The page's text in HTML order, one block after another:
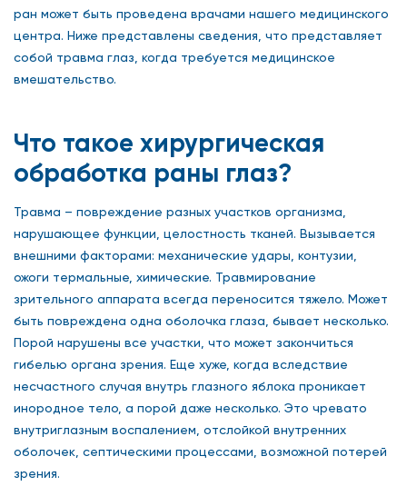
ран может быть проведена врачами нашего медицинского
центра. Ниже представлены сведения, что представляет
собой травма глаз, когда требуется медицинское
вмешательство.
Что такое хирургическая
обработка раны глаз?
Травма – повреждение разных участков организма,
нарушающее функции, целостность тканей. Вызывается
внешними факторами: механические удары, контузии,
ожоги термальные, химические. Травмирование
зрительного аппарата всегда переносится тяжело. Может
быть повреждена одна оболочка глаза, бывает несколько.
Порой нарушены все участки, что может закончиться
гибелью органа зрения. Еще хуже, когда вследствие
несчастного случая внутрь глазного яблока проникает
инородное тело, а порой даже несколько. Это чревато
внутриглазным воспалением, отслойкой внутренних
оболочек, септическими процессами, возможной потерей
зрения.